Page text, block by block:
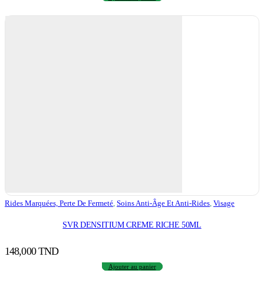
Rides Marquées, Perte De Fermeté, Soins Anti-Âge Et Anti-Rides, Visage
SVR DENSITIUM CREME RICHE 50ML
148,000TND
Ajouter au panier